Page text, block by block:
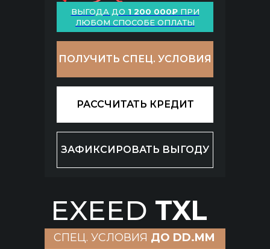
ПОЛУЧИТЬ СПЕЦ. УСЛОВИЯ
РАССЧИТАТЬ КРЕДИТ
ЗАФИКСИРОВАТЬ ВЫГОДУ
ВЫГОДА ДО 1 200 000₽ПРИ
ЛЮБОМ СПОСОБЕ ОПЛАТЫ
EXEED TXL
СПЕЦ. УСЛОВИЯ ДО DD.MM